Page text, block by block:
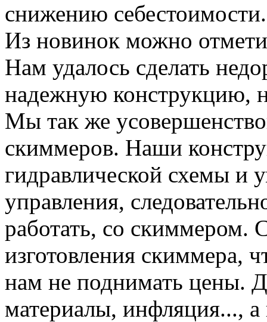
снижению себестоимости.
Из новинок можно
Нам удалось сделать
надежную конструкцию,
Мы так же
скиммеров. Наши
гидравлической схемы и
управления,
работать, со скиммером.
изготовления скиммера,
нам не поднимать цены.
материалы, инфляция..., а